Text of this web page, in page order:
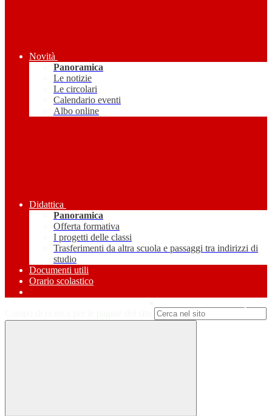
Novità
Panoramica
Le notizie
Le circolari
Calendario eventi
Albo online
Didattica
Panoramica
Offerta formativa
I progetti delle classi
Trasferimenti da altra scuola e passaggi tra indirizzi di
studio
Documenti utili
Orario scolastico